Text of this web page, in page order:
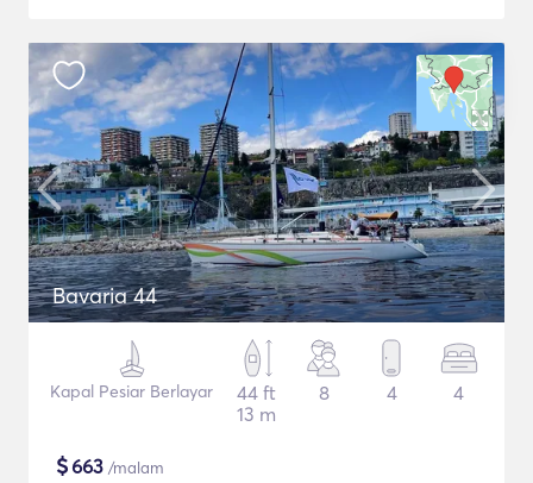
Bavaria 44
Kapal Pesiar Berlayar
44 ft
13 m
8 4 4
$663 /malam